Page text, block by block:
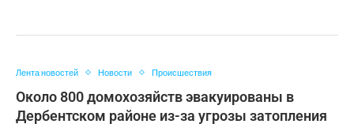
Лента новостей Новости Происшествия
Около 800 домохозяйств эвакуированы в
Дербентском районе из-за угрозы затопления